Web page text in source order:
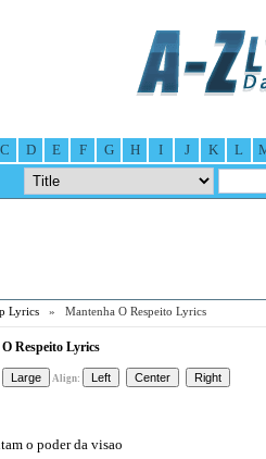
C D E F G H I J K L
Lyrics » Mantenha O Respeito Lyrics
Respeito Lyrics
Align:
o poder da visao